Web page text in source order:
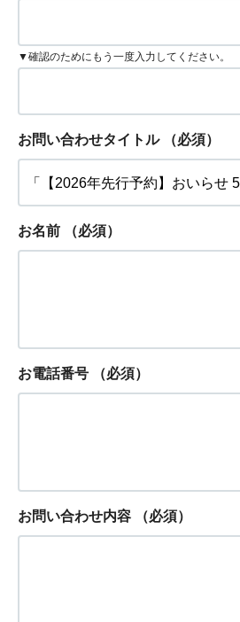
▼確認のためにもう一度入力してください。
お問い合わせタイトル （必須）
お名前 （必須）
お電話番号 （必須）
お問い合わせ内容 （必須）